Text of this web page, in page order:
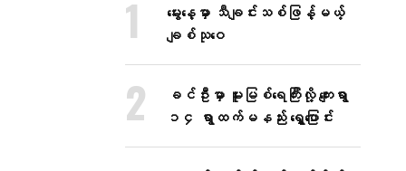
မွေးနေ့မှာ သီချင်းသစ်ဖြန့်မယ့်
ချစ်သုဝေ
ခင်ဦးမှာ မူးမြစ်ရေကြီးလို့ ကျေးရွာ
၁၄ ရွာထက်မနည်း ရွှေ့ပြောင်း